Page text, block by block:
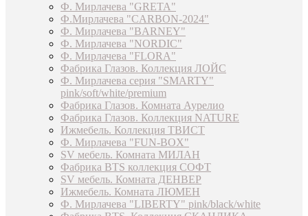
Ф. Мирлачева "GRETA"
Ф.Мирлачева "CARBON-2024"
Ф. Мирлачева "BARNEY"
Ф. Мирлачева "NORDIC"
Ф. Мирлачева "FLORA"
Фабрика Глазов. Коллекция ЛОЙС
Ф. Мирлачева серия "SMARTY"
pink/soft/white/premium
Фабрика Глазов. Комната Аурелио
Фабрика Глазов. Коллекция NATURE
Ижмебель. Коллекция ТВИСТ
Ф. Мирлачева "FUN-BOX"
SV мебель. Комната МИЛАН
Фабрика BTS коллекция СОФТ
SV мебель. Комната ДЕНВЕР
Ижмебель. Комната ЛЮМЕН
Ф. Мирлачева "LIBERTY" pink/black/white